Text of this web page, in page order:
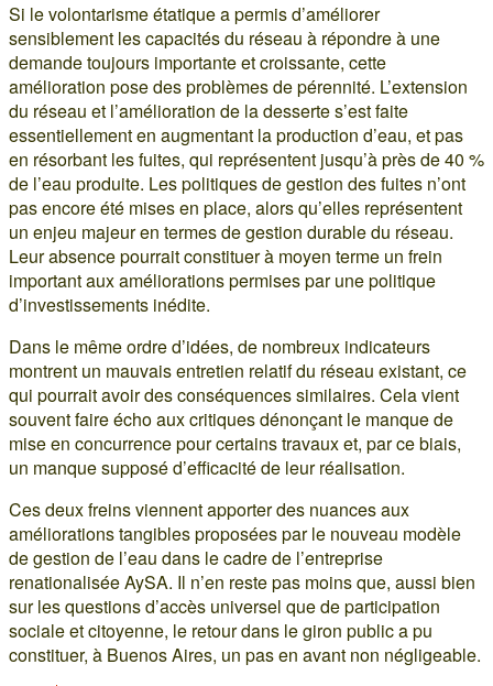
Si le volontarisme étatique a permis d’améliorer
sensiblement les capacités du réseau à répondre à une
demande toujours importante et croissante, cette
amélioration pose des problèmes de pérennité. L’extension
du réseau et l’amélioration de la desserte s’est faite
essentiellement en augmentant la production d’eau, et pas
en résorbant les fuites, qui représentent jusqu’à près de 40 %
de l’eau produite. Les politiques de gestion des fuites n’ont
pas encore été mises en place, alors qu’elles représentent
un enjeu majeur en termes de gestion durable du réseau.
Leur absence pourrait constituer à moyen terme un frein
important aux améliorations permises par une politique
d’investissements inédite.
Dans le même ordre d’idées, de nombreux indicateurs
montrent un mauvais entretien relatif du réseau existant, ce
qui pourrait avoir des conséquences similaires. Cela vient
souvent faire écho aux critiques dénonçant le manque de
mise en concurrence pour certains travaux et, par ce biais,
un manque supposé d’efficacité de leur réalisation.
Ces deux freins viennent apporter des nuances aux
améliorations tangibles proposées par le nouveau modèle
de gestion de l’eau dans le cadre de l’entreprise
renationalisée AySA. Il n’en reste pas moins que, aussi bien
sur les questions d’accès universel que de participation
sociale et citoyenne, le retour dans le giron public a pu
constituer, à Buenos Aires, un pas en avant non négligeable.